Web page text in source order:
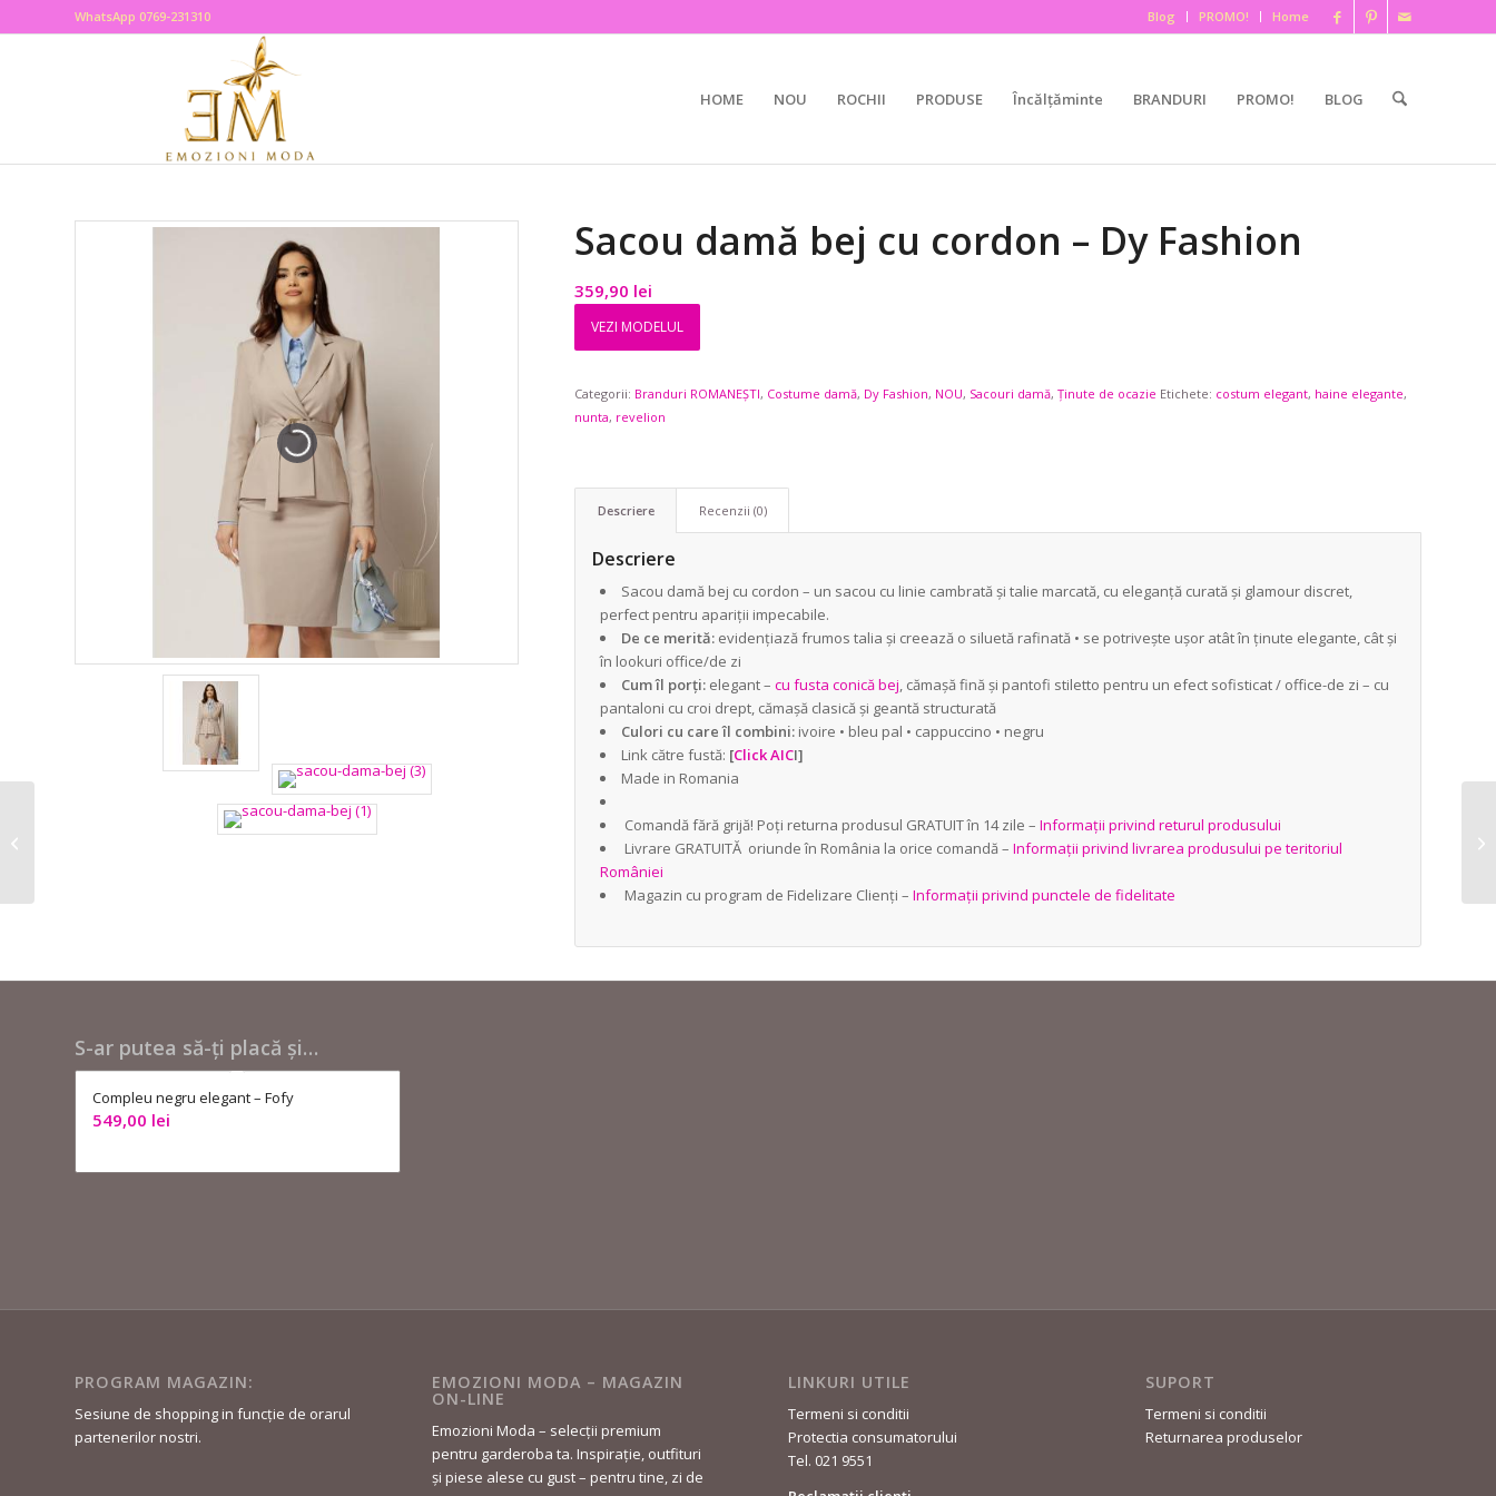
Blog PROMO! Home
WhatsApp 0769-231310
HOME NOU ROCHII PRODUSE Încălțăminte BRANDURI PROMO! BLOG
Sacou damă bej cu cordon – Dy Fashion
359,90 lei
VEZI MODELUL
Categorii: Branduri ROMANEȘTI, Costume damă, Dy Fashion, NOU, Sacouri damă,Ținute de ocazie Etichete: costum elegant, haine elegante,
nunta, revelion
Descriere Recenzii (0)
Descriere
Sacou damă bej cu cordon – un sacou cu linie cambrată și talie marcată, cu eleganță curată și glamour discret,
perfect pentru apariții impecabile.
De ce merită: evidențiază frumos talia și creează o siluetă rafinată • se potrivește ușor atât în ținute elegante, cât și
în lookuri office/de zi
Cum îl porți: elegant –cu fusta conică bej, cămașă fină și pantofi stiletto pentru un efect sofisticat / office-de zi – cu
pantaloni cu croi drept, cămașă clasică și geantă structurată
Culori cu care îl combini: ivoire • bleu pal • cappuccino • negru
Link către fustă: [Click AICI]
Made in Romania
Comandă fără grijă! Poți returna produsul GRATUIT în 14 zile – Informații privind returul produsului
Livrare GRATUITĂ oriunde în România la orice comandă –Informații privind livrarea produsului pe teritoriul
României
Magazin cu program de Fidelizare Clienți –Informații privind punctele de fidelitate
S-ar putea să-ți placă și…
Compleu negru elegant – Fofy
549,00 lei
PROGRAM MAGAZIN:
Sesiune de shopping in funcție de orarul
partenerilor nostri.
EMOZIONI MODA – MAGAZIN
ON-LINE
Emozioni Moda – selecții premium
pentru garderoba ta. Inspirație, outfituri
și piese alese cu gust – pentru tine, zi de
LINKURI UTILE
Termeni si conditii
Protectia consumatorului
Tel. 021 9551
SUPORT
Termeni si conditii
Returnarea produselor